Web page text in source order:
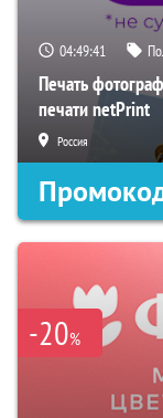
04:49:40
Печать
печати netPrint
Россия
-20%